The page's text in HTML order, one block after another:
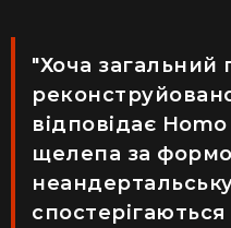
"Хоча загальний
відповідає
щелепа за